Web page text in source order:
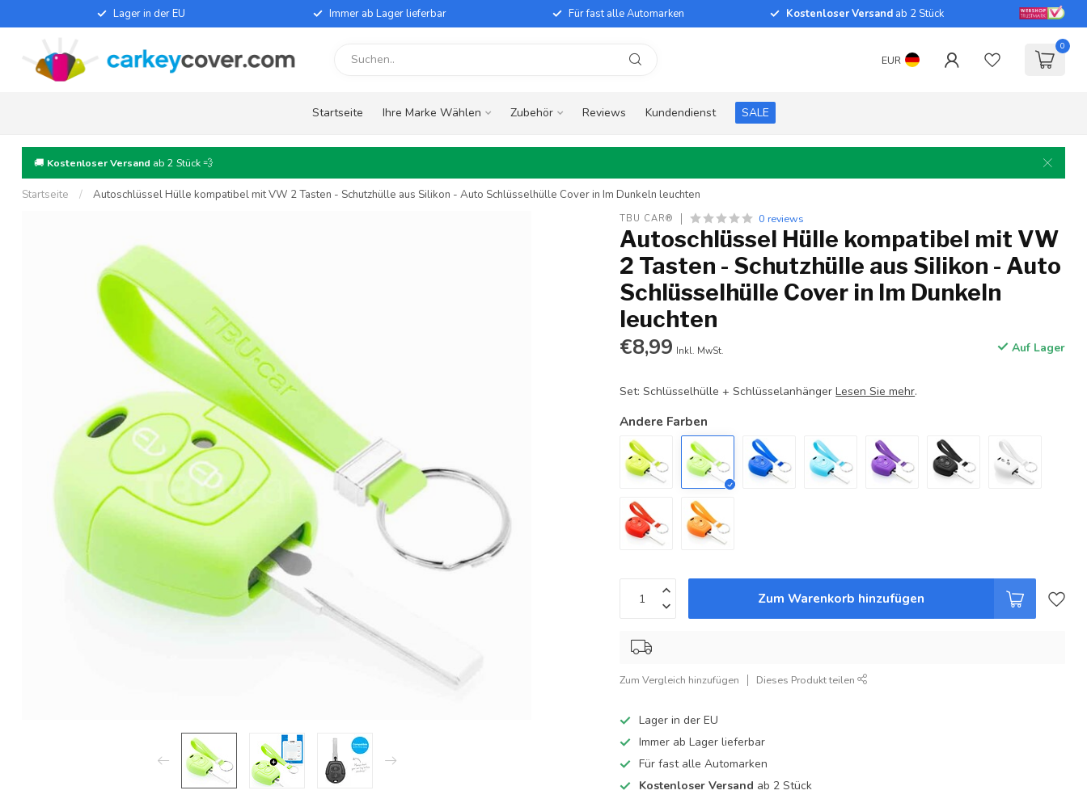
Lager in der EU Immer ab Lager lieferbar Für fast alle Automarken Kostenloser Versand ab 2 Stück
EUR
0
Startseite Ihre Marke Wählen Zubehör Reviews Kundendienst SALE
🚚 Kostenloser Versand ab 2 Stück 💨
Startseite / Autoschlüssel Hülle kompatibel mit VW 2 Tasten - Schutzhülle aus Silikon - Auto Schlüsselhülle Cover in Im Dunkeln leuchten
TBU CAR® 0 reviews
Autoschlüssel Hülle kompatibel mit VW
2 Tasten - Schutzhülle aus Silikon - Auto
Schlüsselhülle Cover in Im Dunkeln
leuchten
€8,99 Inkl. MwSt. Auf Lager
Set: Schlüsselhülle + SchlüsselanhängerLesen Sie mehr.
Andere Farben
Zum Warenkorb hinzufügen
Zum Vergleich hinzufügen Dieses Produkt teilen
Lager in der EU
Immer ab Lager lieferbar
Für fast alle Automarken
Kostenloser Versand ab 2 Stück